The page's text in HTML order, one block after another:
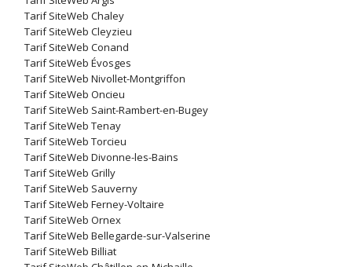
Tarif SiteWeb Chaley
Tarif SiteWeb Cleyzieu
Tarif SiteWeb Conand
Tarif SiteWeb Évosges
Tarif SiteWeb Nivollet-Montgriffon
Tarif SiteWeb Oncieu
Tarif SiteWeb Saint-Rambert-en-Bugey
Tarif SiteWeb Tenay
Tarif SiteWeb Torcieu
Tarif SiteWeb Divonne-les-Bains
Tarif SiteWeb Grilly
Tarif SiteWeb Sauverny
Tarif SiteWeb Ferney-Voltaire
Tarif SiteWeb Ornex
Tarif SiteWeb Bellegarde-sur-Valserine
Tarif SiteWeb Billiat